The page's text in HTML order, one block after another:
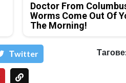
Doctor From
Worms Come Out Of
The Morning!
Тwitter